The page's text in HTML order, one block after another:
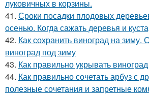
луковичных в корзины.
41. Сроки посадки плодовых
осенью. Когда сажать деревья и
42. Как сохранить виноград на
виноград под зиму
43. Как правильно укрывать
44. Как правильно сочетать арбуз с
полезные сочетания и запретные